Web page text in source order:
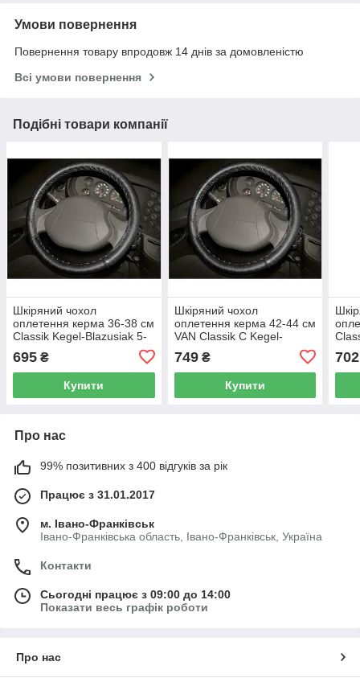
Умови повернення
Повернення товару впродовж 14 днів за домовленістю
Всі умови повернення
Подібні товари компанії
Шкіряний чохол
оплетення керма 36-38 см
Classik Kegel-Blazusiak 5-
кольору
695 ₴
Купити
Шкіряний чохол
оплетення керма 42-44 см
VAN Classik С Kegel-
Blazusiak 5-3409-989-4010
чорного кольору
749₴
Купити
702
Про нас
99% позитивних з 400 відгуків за рік
Працює з 31.01.2017
м. Івано-Франківськ
Івано-Франківська область, Івано-Франківськ, Україна
Контакти
Сьогодні працює з 09:00 до 14:00
Показати весь графік роботи
Про нас